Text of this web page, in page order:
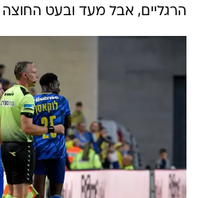
הרגליים, אבל מעד ובעט החוצה